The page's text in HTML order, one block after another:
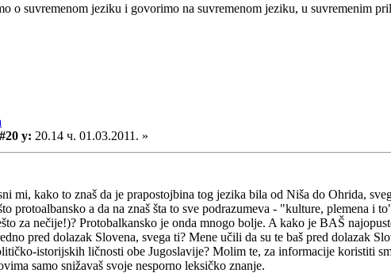
o suvremenom jeziku i govorimo na suvremenom jeziku, u suvremenim
у: 20.14 ч. 01.03.2011. »
mi, kako to znaš da je prapostojbina tog jezika bila od Niša do Ohrida,
protoalbansko a da na znaš šta to sve podrazumeva - "kulture, plemena
za nečije!)? Protobalkansko je onda mnogo bolje. A kako je BAŠ
pred dolazak Slovena, svega ti? Mene učili da su te baš pred dolazak
istorijskih ličnosti obe Jugoslavije? Molim te, za informacije koristiti
samo snižavaš svoje nesporno leksičko znanje.